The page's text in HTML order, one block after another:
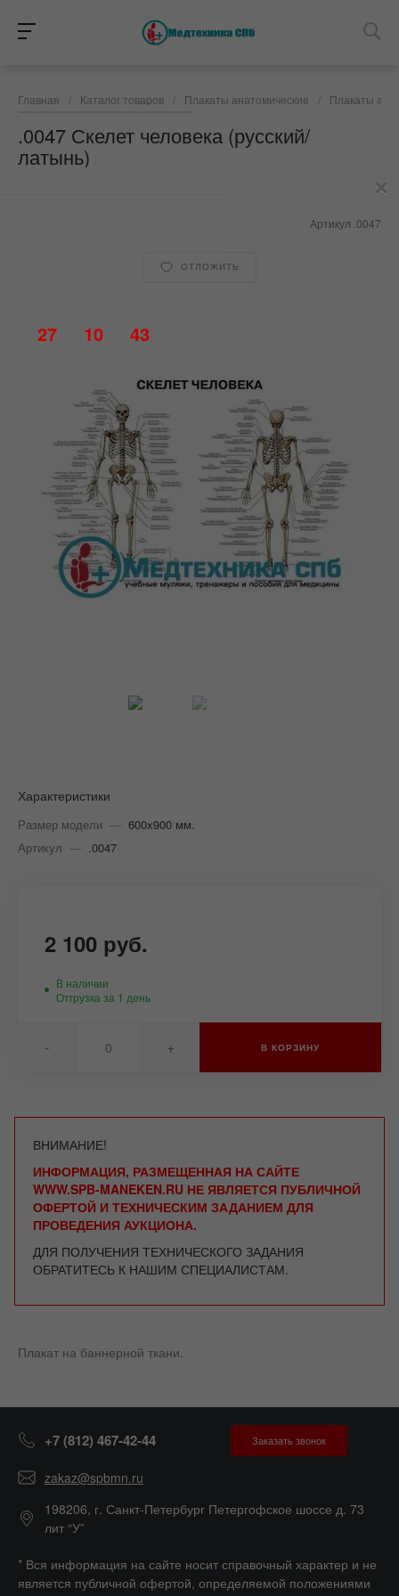
Главная / Каталог товаров / Плакаты анатомические / Плакаты
.0047 Скелет человека (русский/
латынь)
Артикул .0047
ОТЛОЖИТЬ
Характеристики
Размер модели — 600х900 мм.
Артикул — .0047
2 100 руб.
В наличии
Отгрузка за 1 день
- + В КОРЗИНУ
ВНИМАНИЕ!
ИНФОРМАЦИЯ, РАЗМЕЩЕННАЯ НА САЙТЕ
WWW.SPB-MANEKEN.RU НЕ ЯВЛЯЕТСЯ ПУБЛИЧНОЙ
ОФЕРТОЙ И ТЕХНИЧЕСКИМ ЗАДАНИЕМ ДЛЯ
ПРОВЕДЕНИЯ АУКЦИОНА.
ДЛЯ ПОЛУЧЕНИЯ ТЕХНИЧЕСКОГО ЗАДАНИЯ
ОБРАТИТЕСЬ К НАШИМ СПЕЦИАЛИСТАМ.
Плакат на баннерной ткани.
+7 (812) 467-42-44 Заказать звонок
zakaz@spbmn.ru
198206, г. Санкт-Петербург Петергофское шоссе д. 73
лит “У”
* Вся информация на сайте носит справочный характер и не
является публичной офертой, определяемой положениями
×
27 10 43